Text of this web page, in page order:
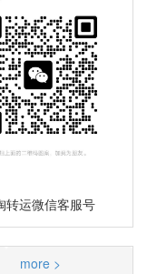
转运微信客服号
more >